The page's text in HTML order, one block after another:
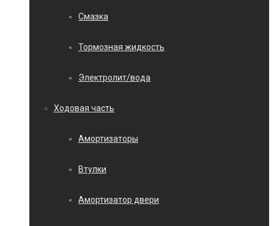
Смазка
Тормозная жидкость
Электролит/вода
Ходовая часть
Амортизаторы
Втулки
Амортизатор двери